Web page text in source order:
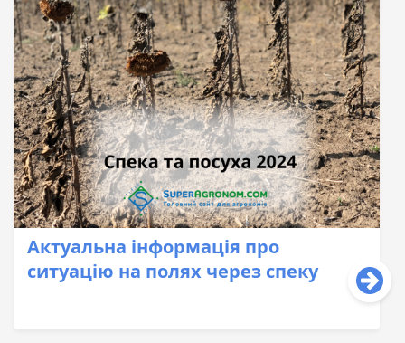
Актуальна інформація про
ситуацію на полях через спеку